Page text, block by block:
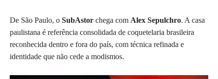
De São Paulo, o SubAstor chega com Alex Sepulchro. A casa
paulistana é referência consolidada de coquetelaria brasileira
reconhecida dentro e fora do país, com técnica refinada e
identidade que não cede a modismos.